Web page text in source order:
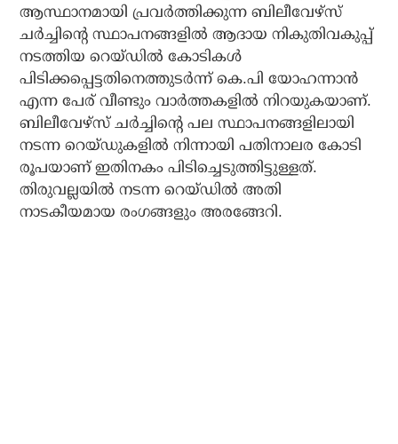
ആസ്ഥാനമായി പ്രവര്‍ത്തിക്കുന്ന ബിലീവേഴ്‌സ്
ചര്‍ച്ചിന്റെ സ്ഥാപനങ്ങളില്‍ ആദായ നികുതിവകുപ്പ്
നടത്തിയ റെയ്ഡില്‍ കോടികള്‍
പിടിക്കപ്പെട്ടതിനെത്തുടര്‍ന്ന് കെ.പി യോഹന്നാന്‍
എന്ന പേര് വീണ്ടും വാര്‍ത്തകളില്‍ നിറയുകയാണ്.
ബിലീവേഴ്‌സ് ചര്‍ച്ചിന്റെ പല സ്ഥാപനങ്ങളിലായി
നടന്ന റെയ്ഡുകളില്‍ നിന്നായി പതിനാലര കോടി
രൂപയാണ് ഇതിനകം പിടിച്ചെടുത്തിട്ടുള്ളത്.
തിരുവല്ലയില്‍ നടന്ന റെയ്ഡില്‍ അതി
നാടകീയമായ രംഗങ്ങളും അരങ്ങേറി.